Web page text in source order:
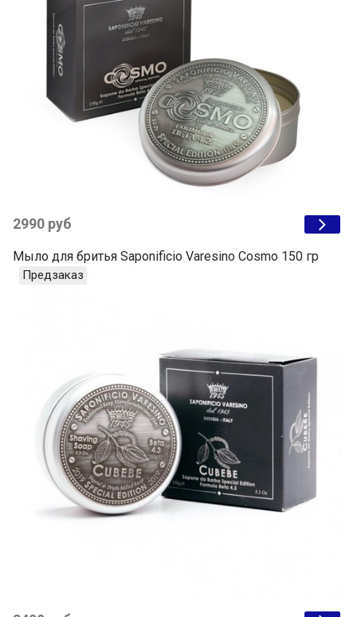
2990 руб
Мыло для бритья Saponificio Varesino Cosmo 150 гр
Предзаказ